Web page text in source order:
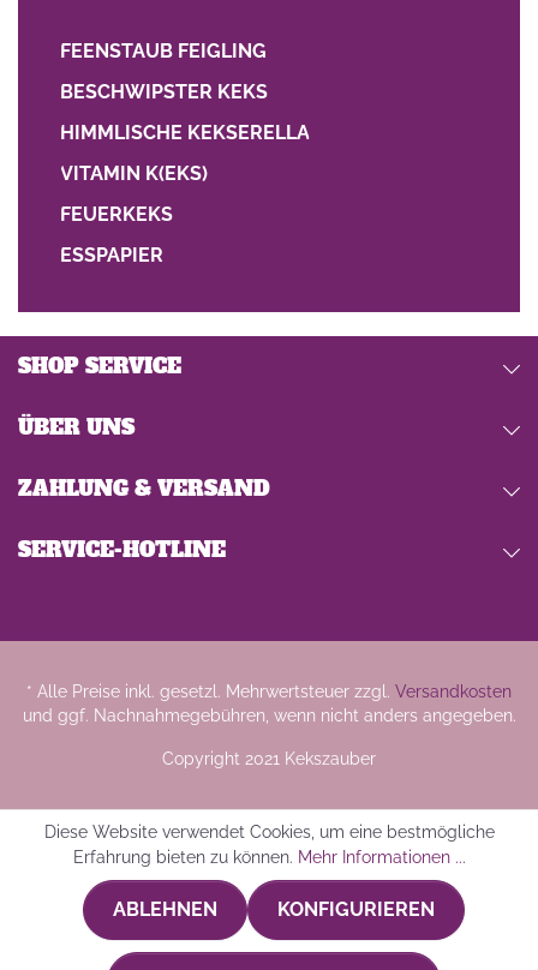
FEENSTAUB FEIGLING
BESCHWIPSTER KEKS
HIMMLISCHE KEKSERELLA
VITAMIN K(EKS)
FEUERKEKS
ESSPAPIER
SERVICE-HOTLINE
SHOP SERVICE
ÜBER UNS
ZAHLUNG & VERSAND
* Alle Preise inkl. gesetzl. Mehrwertsteuer zzgl. Versandkosten
und ggf. Nachnahmegebühren, wenn nicht anders angegeben.
Copyright 2021 Kekszauber
Diese Website verwendet Cookies, um eine bestmögliche
Erfahrung bieten zu können. Mehr Informationen ...
ABLEHNEN KONFIGURIEREN